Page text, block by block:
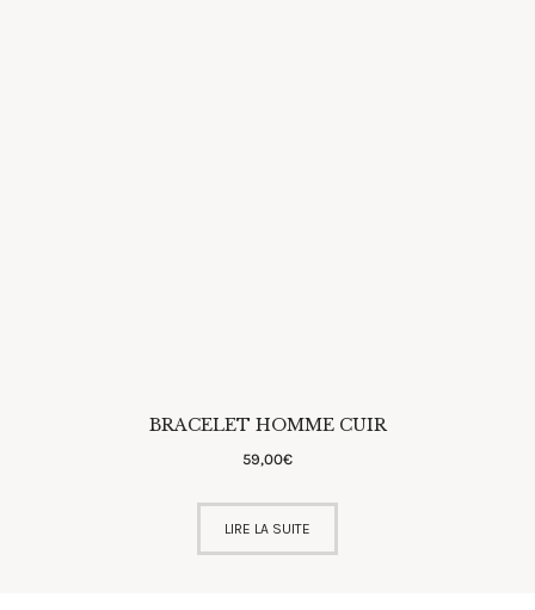
BRACELET HOMME CUIR
59,00€
LIRE LA SUITE